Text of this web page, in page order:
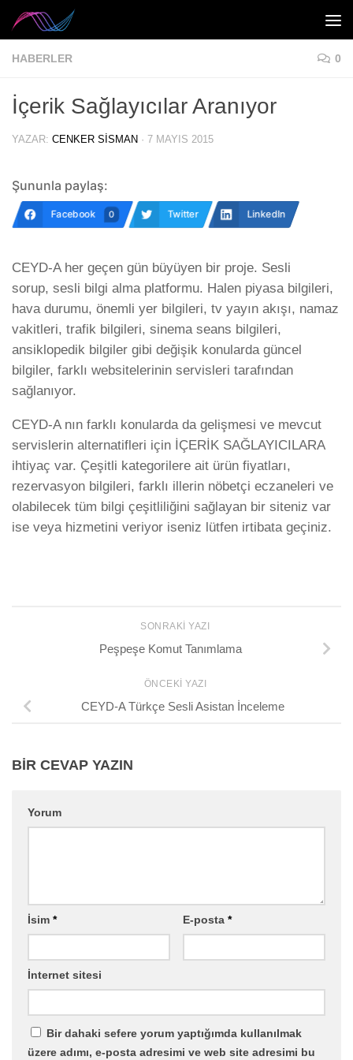
Skip to content
HABERLER 0
İçerik Sağlayıcılar Aranıyor
YAZAR: CENKER SISMAN · 7 MAYIS 2015
Şununla paylaş:
Facebook 0 Twitter LinkedIn
CEYD-A her geçen gün büyüyen bir proje. Sesli
sorup, sesli bilgi alma platformu. Halen piyasa bilgileri,
hava durumu, önemli yer bilgileri, tv yayın akışı, namaz
vakitleri, trafik bilgileri, sinema seans bilgileri,
ansiklopedik bilgiler gibi değişik konularda güncel
bilgiler, farklı websitelerinin servisleri tarafından
sağlanıyor.
CEYD-A nın farklı konularda da gelişmesi ve mevcut
servislerin alternatifleri için İÇERİK SAĞLAYICILARA
ihtiyaç var. Çeşitli kategorilere ait ürün fiyatları,
rezervasyon bilgileri, farklı illerin nöbetçi eczaneleri ve
olabilecek tüm bilgi çeşitliliğini sağlayan bir siteniz var
ise veya hizmetini veriyor iseniz lütfen irtibata geçiniz.
SONRAKI YAZI
Peşpeşe Komut Tanımlama
ÖNCEKI YAZI
CEYD-A Türkçe Sesli Asistan İnceleme
BIR CEVAP YAZIN
Yorum
İsim * E-posta *
İnternet sitesi
Bir dahaki sefere yorum yaptığımda kullanılmak
üzere adımı, e-posta adresimi ve web site adresimi bu